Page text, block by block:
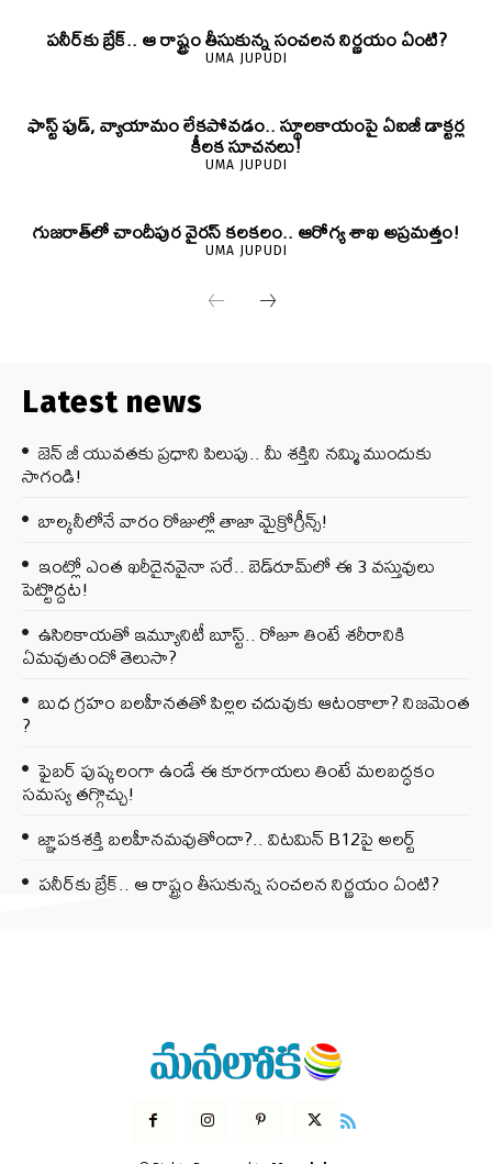
పనీర్‌కు బ్రేక్.. ఆ రాష్ట్రం తీసుకున్న సంచలన నిర్ణయం ఏంటి?
UMA JUPUDI
ఫాస్ట్ ఫుడ్, వ్యాయామం లేకపోవడం.. స్థూలకాయంపై ఏఐజీ డాక్టర్ల
కీలక సూచనలు!
UMA JUPUDI
గుజరాత్‌లో చాందీపుర వైరస్ కలకలం.. ఆరోగ్య శాఖ అప్రమత్తం!
UMA JUPUDI
Latest news
జెన్‌ జీ యువతకు ప్రధాని పిలుపు.. మీ శక్తిని నమ్మి ముందుకు
సాగండి!
బాల్కనీలోనే వారం రోజుల్లో తాజా మైక్రోగ్రీన్స్‌!
ఇంట్లో ఎంత ఖరీదైనవైనా సరే.. బెడ్‌రూమ్‌లో ఈ 3 వస్తువులు
పెట్టొద్దట!
ఉసిరికాయతో ఇమ్యూనిటీ బూస్ట్‌.. రోజూ తింటే శరీరానికి
ఏమవుతుందో తెలుసా?
బుధ గ్రహం బలహీనతతో పిల్లల చదువుకు ఆటంకాలా? నిజమెంత
?
ఫైబర్‌ పుష్కలంగా ఉండే ఈ కూరగాయలు తింటే మలబద్ధకం
సమస్య తగ్గొచ్చు!
జ్ఞాపకశక్తి బలహీనమవుతోందా?.. విటమిన్ B12పై అలర్ట్
పనీర్‌కు బ్రేక్.. ఆ రాష్ట్రం తీసుకున్న సంచలన నిర్ణయం ఏంటి?